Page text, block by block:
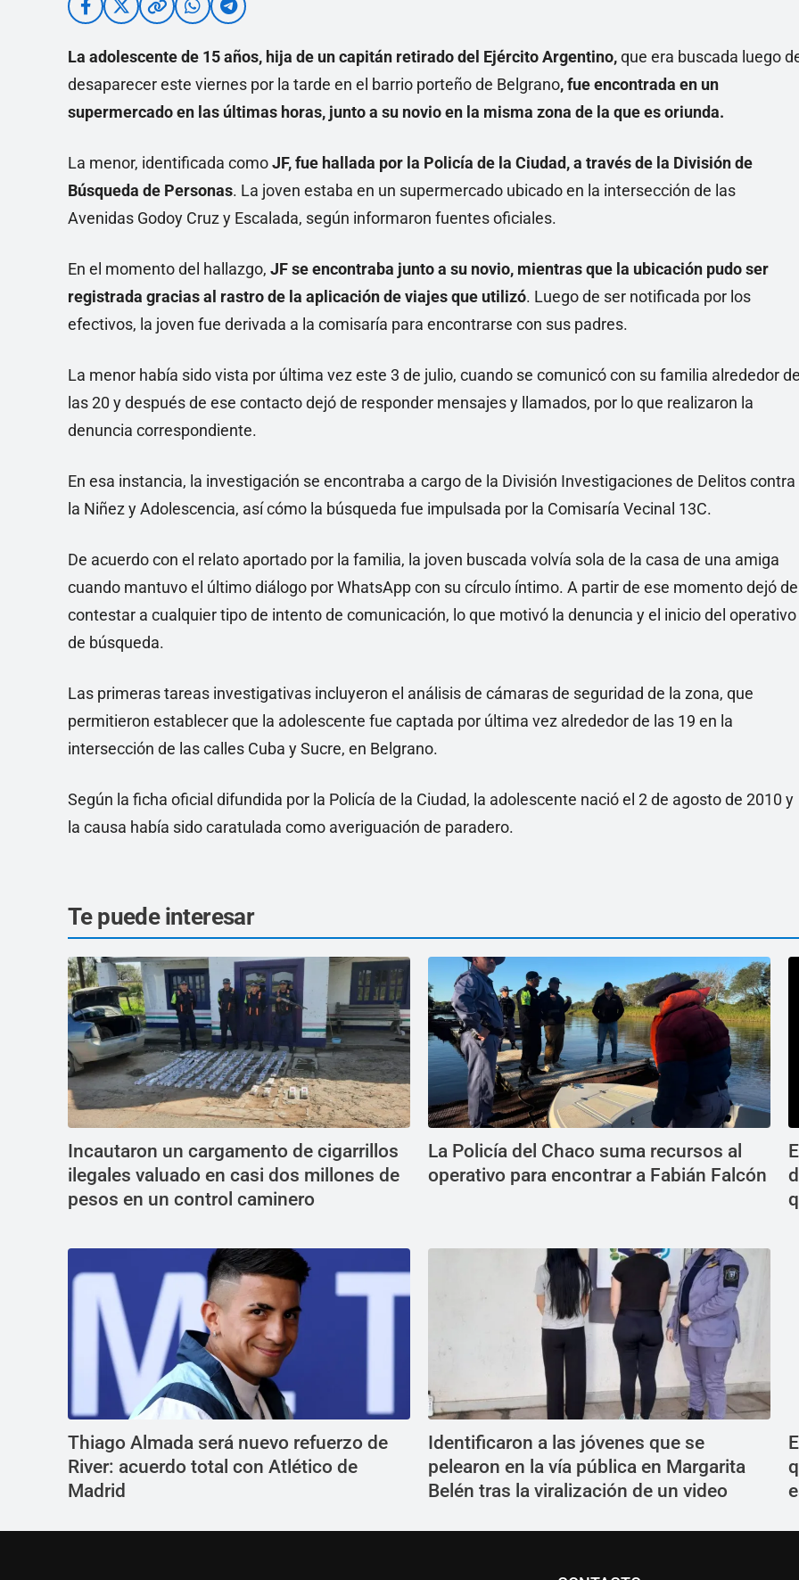
La adolescente de 15 años, hija de un capitán retirado del Ejército Argentino,que era buscada luego
desaparecer este viernes por la tarde en el barrio porteño de Belgrano, fue encontrada en un
supermercado en las últimas horas, junto a su novio en la misma zona de la que es oriunda.
La menor, identificada comoJF, fue hallada por la Policía de la Ciudad, a través de la División de
Búsqueda de Personas. La joven estaba en un supermercado ubicado en la intersección de las
Avenidas Godoy Cruz y Escalada, según informaron fuentes oficiales.
En el momento del hallazgo, JF se encontraba junto a su novio, mientras que la ubicación pudo ser
registrada gracias al rastro de la aplicación de viajes que utilizó. Luego de ser notificada por los
efectivos, la joven fue derivada a la comisaría para encontrarse con sus padres.
La menor había sido vista por última vez este 3 de julio, cuando se comunicó con su familia alrededor
las 20 y después de ese contacto dejó de responder mensajes y llamados, por lo que realizaron la
denuncia correspondiente.
En esa instancia, la investigación se encontraba a cargo de la División Investigaciones de Delitos contra
la Niñez y Adolescencia, así cómo la búsqueda fue impulsada por la Comisaría Vecinal 13C.
De acuerdo con el relato aportado por la familia, la joven buscada volvía sola de la casa de una amiga
cuando mantuvo el último diálogo por WhatsApp con su círculo íntimo. A partir de ese momento dejó de
contestar a cualquier tipo de intento de comunicación, lo que motivó la denuncia y el inicio del operativo
de búsqueda.
Las primeras tareas investigativas incluyeron el análisis de cámaras de seguridad de la zona, que
permitieron establecer que la adolescente fue captada por última vez alrededor de las 19 en la
intersección de las calles Cuba y Sucre, en Belgrano.
Según la ficha oficial difundida por la Policía de la Ciudad, la adolescente nació el 2 de agosto de 2010 y
la causa había sido caratulada como averiguación de paradero.
Te puede interesar
Incautaron un cargamento de cigarrillos
ilegales valuado en casi dos millones de
pesos en un control caminero
La Policía del Chaco suma recursos al
operativo para encontrar a Fabián Falcón
Thiago Almada será nuevo refuerzo de
River: acuerdo total con Atlético de
Madrid
Identificaron a las jóvenes que se
pelearon en la vía pública en Margarita
Belén tras la viralización de un video